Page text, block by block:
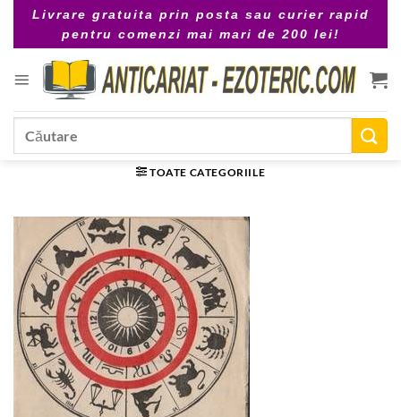
Livrare gratuita prin posta sau curier rapid
pentru comenzi mai mari de 200 lei!
Caută
TOATE CATEGORIILE